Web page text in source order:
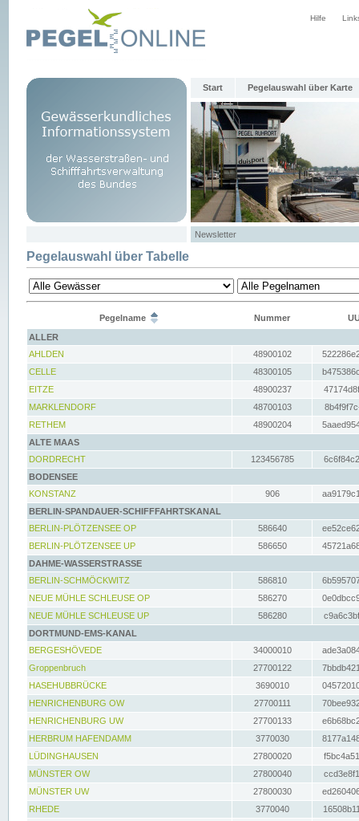
Hilfe
Start Pegelauswahl über Karte
Newsletter
Pegelauswahl über Tabelle
Pegelname Nummer
ALLER
AHLDEN
48900102
CELLE
48300105
EITZE
48900237
MARKLENDORF
48700103
RETHEM
48900204
ALTE MAAS
DORDRECHT
123456785
BODENSEE
KONSTANZ
906
BERLIN-SPANDAUER-SCHIFFFAHRTSKANAL
BERLIN-PLÖTZENSEE OP
586640
BERLIN-PLÖTZENSEE UP
586650
DAHME-WASSERSTRASSE
BERLIN-SCHMÖCKWITZ
586810
NEUE MÜHLE SCHLEUSE OP
586270
NEUE MÜHLE SCHLEUSE UP
586280
DORTMUND-EMS-KANAL
BERGESHÖVEDE
34000010
Groppenbruch
27700122
HASEHUBBRÜCKE
3690010
HENRICHENBURG OW
27700111
HENRICHENBURG UW
27700133
HERBRUM HAFENDAMM
3770030
LÜDINGHAUSEN
27800020
MÜNSTER OW
27800040
MÜNSTER UW
27800030
RHEDE
3770040